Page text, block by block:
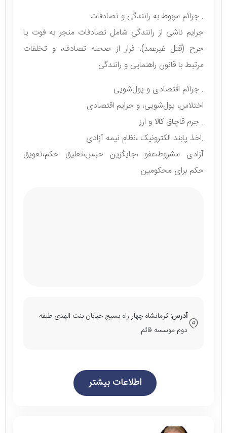
. جرائم مربوط به رانندگی و تصادفات
جرایم ناشی از رانندگی شامل تصادفات منجر به فوت یا
جرح (قتل غیرعمد)، فرار از صحنه تصادف، و تخلفات
مرتبط با قانون راهنمایی و رانندگی
. جرائم اقتصادی و پول‌شویی
اختلاس، پول‌شویی، و جرایم اقتصادی
. جرم قاچاق کالا و ارز
.اخذ پابند الکترونیک ،نظام نیمه آزادی
آزادی مشروط،عفو ،جایگزین حبس،تعلیق حکم،تعویق
حکم برای محکومین
آدرس:کرمانشاه چهار راه بسیج خیابان بنت الهدی طبقه
دوم موسسه قائم
اطلاعات بیشتر